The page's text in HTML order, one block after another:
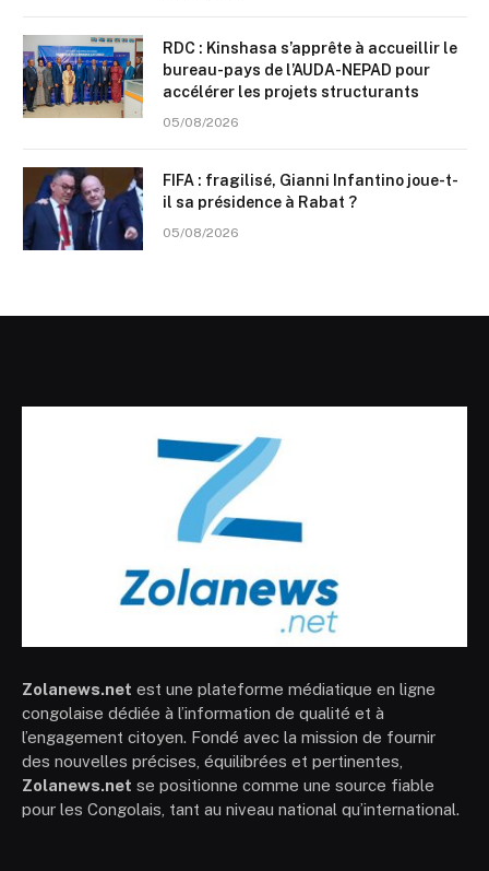
RDC : Kinshasa s’apprête à accueillir le
bureau-pays de l’AUDA-NEPAD pour
accélérer les projets structurants
05/08/2026
FIFA : fragilisé, Gianni Infantino joue-t-
il sa présidence à Rabat ?
05/08/2026
Zolanews.net est une plateforme médiatique en ligne
congolaise dédiée à l’information de qualité et à
l’engagement citoyen. Fondé avec la mission de fournir
des nouvelles précises, équilibrées et pertinentes,
Zolanews.net se positionne comme une source fiable
pour les Congolais, tant au niveau national qu’international.